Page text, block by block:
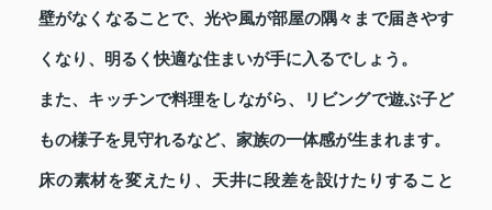
壁がなくなることで、光や風が部屋の隅々まで届きやす
くなり、明るく快適な住まいが手に入るでしょう。
また、キッチンで料理をしながら、リビングで遊ぶ子ど
もの様子を見守れるなど、家族の一体感が生まれます。
床の素材を変えたり、天井に段差を設けたりすること